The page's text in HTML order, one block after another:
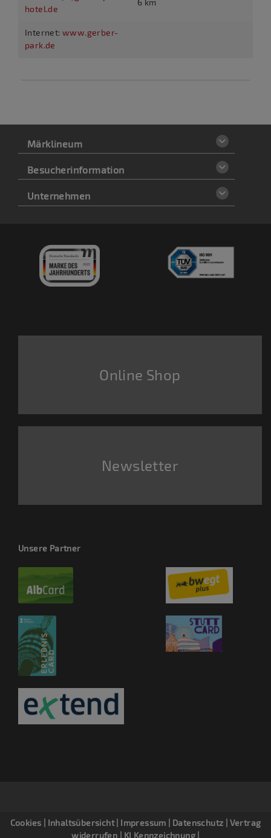
hotel.de
Internet:www.gerber-
park.de
Märklineum
Besucherinformation
Unternehmen
Online Shop
Newsletter
Unsere Partner
Cookies Inhaltsübersicht| Impressum Datenschutz
Vertrag
widerrufen
KI Kennzeichnung|